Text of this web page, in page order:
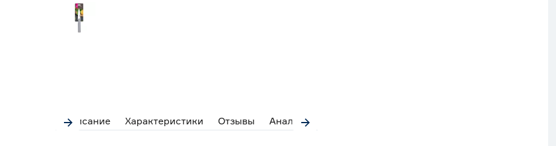
Описание Характеристики Отзывы Аналоги